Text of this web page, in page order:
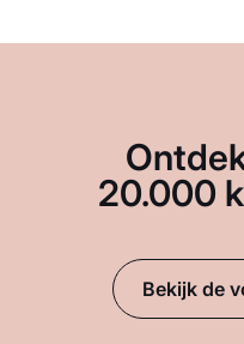
20.000
Bekijk de